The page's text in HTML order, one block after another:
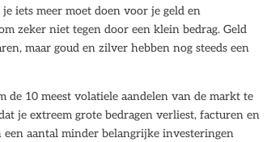
iets meer moet doen voor je geld en
zeker niet tegen door een klein bedrag. Geld
maar goud en zilver hebben nog steeds een
10 meest volatiele aandelen van de markt te
je extreem grote bedragen verliest, facturen en
aantal minder belangrijke investeringen